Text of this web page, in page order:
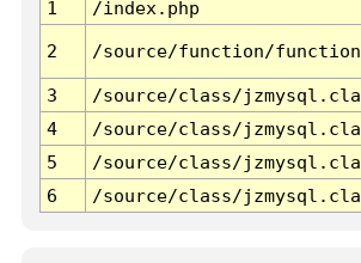
1
/index.php
2 /source/function/
3 /source/class/
4
/source/class/
5
/source/class/
6
/source/class/